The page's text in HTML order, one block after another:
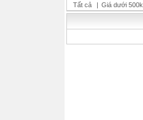
Tất cả
| Giá dưới 500k